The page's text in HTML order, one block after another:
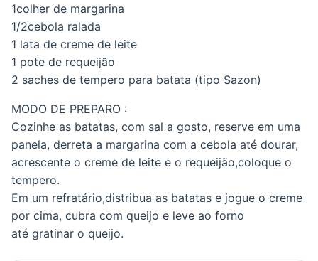
1colher de margarina
1/2cebola ralada
1 lata de creme de leite
1 pote de requeijão
2 saches de tempero para batata (tipo Sazon)
MODO DE PREPARO :
Cozinhe as batatas, com sal a gosto, reserve em uma
panela, derreta a margarina com a cebola até dourar,
acrescente o creme de leite e o requeijão,coloque o
tempero.
Em um refratário,distribua as batatas e jogue o creme
por cima, cubra com queijo e leve ao forno
até gratinar o queijo.